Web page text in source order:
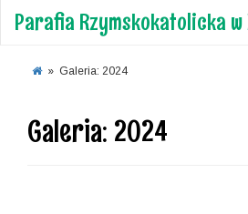
Parafia Rzymskokatolicka w
» Galeria: 2024
Galeria: 2024